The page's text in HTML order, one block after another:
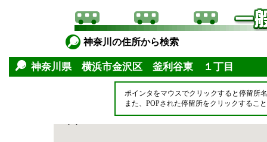
神奈川の住所から検索
神奈川県 横浜市金沢区 釜利谷東 １丁目
ポインタをマウスでクリックすると停留所
また、POPされた停留所をクリックするこ